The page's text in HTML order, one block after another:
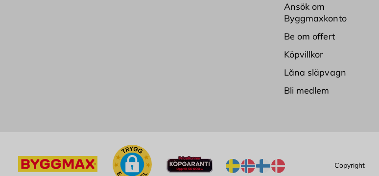
Ansök om
Byggmaxkonto
Be om offert
Köpvillkor
Låna släpvagn
Bli medlem
Copyright